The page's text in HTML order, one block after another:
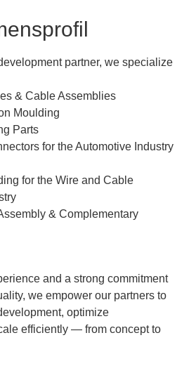
partner, we specialize
& Cable Assemblies
Moulding
Parts
for the Automotive Industry
for the Wire and Cable
& Complementary
and a strong commitment
we empower our partners to
optimize
efficiently — from concept to